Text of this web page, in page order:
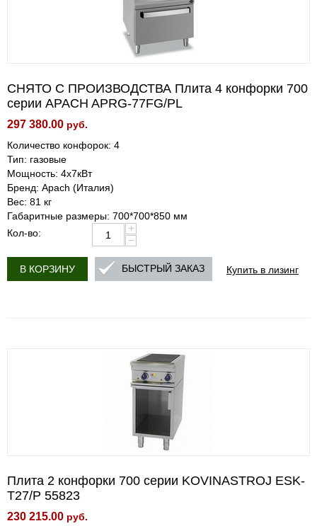
СНЯТО С ПРОИЗВОДСТВА Плита 4 конфорки 700
серии APACH APRG-77FG/PL
297 380.00 руб.
Количество конфорок: 4
Тип: газовые
Мощность: 4х7кВт
Бренд: Apach (Италия)
Вес: 81 кг
Габаритные размеры: 700*700*850 мм
Кол-во:
+
−
В КОРЗИНУ Купить в лизинг
БЫСТРЫЙ ЗАКАЗ
Плита 2 конфорки 700 серии KOVINASTROJ ESK-
T27/P 55823
230 215.00 руб.